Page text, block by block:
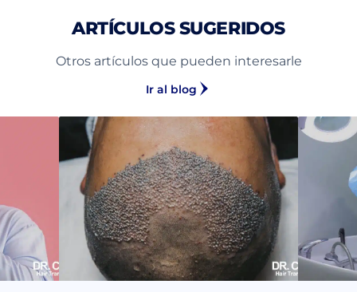
ARTÍCULOS SUGERIDOS
Otros artículos que pueden interesarle
Ir al blog